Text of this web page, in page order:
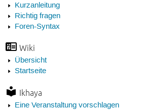
Kurzanleitung
Richtig fragen
Foren-Syntax
Wiki
Übersicht
Startseite
Ikhaya
Eine Veranstaltung vorschlagen